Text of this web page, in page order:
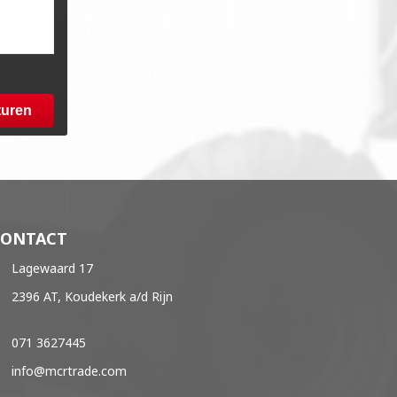
Lagewaard 17
2396 AT, Koudekerk a/d Rijn
071 3627445
info@mcrtrade.com